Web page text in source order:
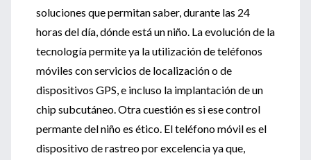
soluciones que permitan saber, durante las 24
horas del día, dónde está un niño. La evolución de la
tecnología permite ya la utilización de teléfonos
móviles con servicios de localización o de
dispositivos GPS, e incluso la implantación de un
chip subcutáneo. Otra cuestión es si ese control
permante del niño es ético. El teléfono móvil es el
dispositivo de rastreo por excelencia ya que,